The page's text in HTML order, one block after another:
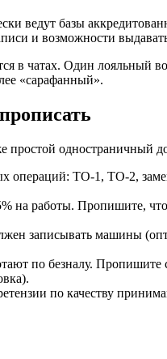
ведут базы
и возможности
в чатах. Один лояльный
«сарафанный».
простой одностраничный
операций: ТО-1, ТО-2,
на работы. Пропишите, что
записывать машины
по безналу.
по качеству